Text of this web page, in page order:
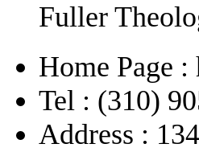
Fuller
Home Page
Tel : (310)
Address :